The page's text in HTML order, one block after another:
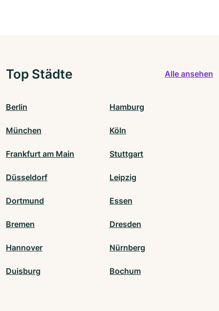
Top Städte Alle ansehen
Berlin Hamburg
München Köln
Frankfurt am Main Stuttgart
Düsseldorf Leipzig
Dortmund Essen
Bremen Dresden
Hannover Nürnberg
Duisburg Bochum